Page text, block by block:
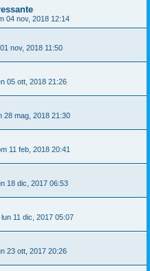
04 nov, 2018 12:14
nov, 2018 11:50
05 ott, 2018 21:26
28 mag, 2018 21:30
11 feb, 2018 20:41
18 dic, 2017 06:53
lun 11 dic, 2017 05:07
23 ott, 2017 20:26